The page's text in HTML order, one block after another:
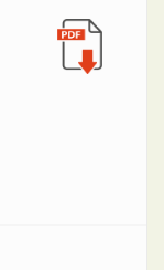
es automatización